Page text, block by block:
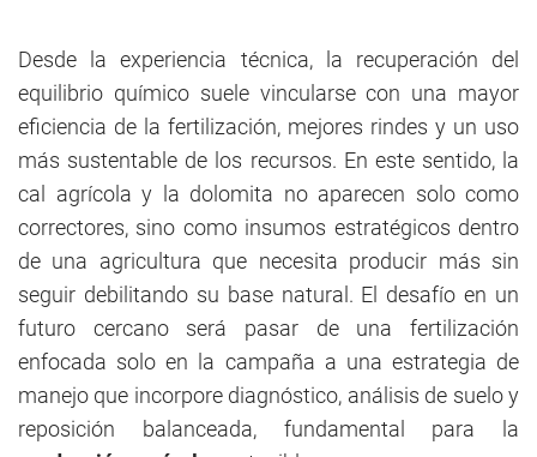
Desde la experiencia técnica, la recuperación del
equilibrio químico suele vincularse con una mayor
eficiencia de la fertilización, mejores rindes y un uso
más sustentable de los recursos. En este sentido, la
cal agrícola y la dolomita no aparecen solo como
correctores, sino como insumos estratégicos dentro
de una agricultura que necesita producir más sin
seguir debilitando su base natural. El desafío en un
futuro cercano será pasar de una fertilización
enfocada solo en la campaña a una estrategia de
manejo que incorpore diagnóstico, análisis de suelo y
reposición balanceada, fundamental para la